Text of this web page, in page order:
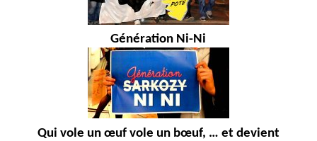
Génération Ni-Ni
Qui vole un œuf vole un bœuf, … et devient